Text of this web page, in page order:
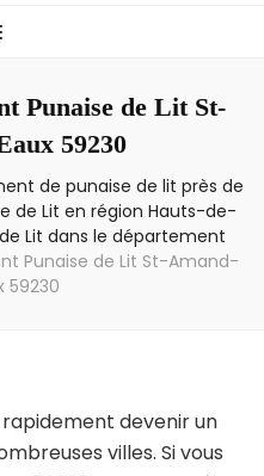
Punaise de Lit St-
59230
de punaise de lit près de
de Lit en région Hauts-de-
Lit dans le département
Punaise de Lit St-Amand-
59230
devenir un
villes. Si vous